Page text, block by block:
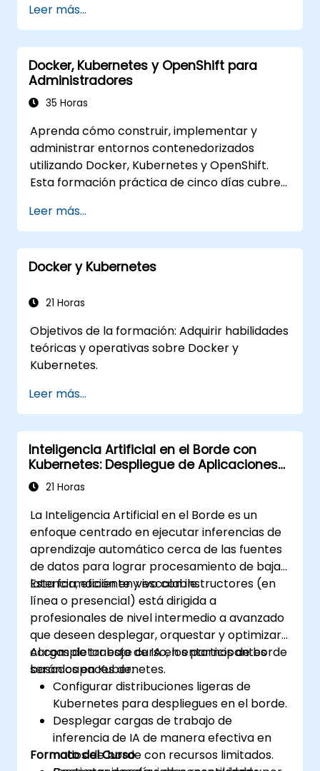
profesionales de TI. Los participantes
aprenderán cómo crear aplicaciones
contenidas, desplegar cargas de trabajo,
gestionar recursos de Kubernetes y utilizar
OpenShift para agilizar la entrega de
aplicaciones modernas en entornos de nube
Leer más...
Docker, Kubernetes y OpenShift para
Administradores
35 Horas
Aprenda cómo construir, implementar y
administrar entornos contenedorizados
utilizando Docker, Kubernetes y OpenShift.
Esta formación práctica de cinco días cubre
trabajo de Kubernetes, red del clúster,
almacenamiento, seguridad, monitoreo y
administración práctica de OpenShift. Los
participantes adquieren las habilidades
contenedoras modernas y resolver
desarrollo y producción.
Leer más...
Docker y Kubernetes
21 Horas
Objetivos de la formación: Adquirir habilidades
teóricas y operativas sobre Docker y
Kubernetes.
Leer más...
Inteligencia Artificial en el Borde con
Kubernetes: Despliegue de Aplicaciones
Inteligentes en el Borde
21 Horas
La Inteligencia Artificial en el Borde es un
enfoque centrado en ejecutar inferencias de
aprendizaje automático cerca de las fuentes
de datos para lograr procesamiento de baja
latencia, eficiente y escalable.
Esta formación en vivo con instructores (en
línea o presencial) está dirigida a
profesionales de nivel intermedio a avanzado
que deseen desplegar, orquestar y optimizar
cargas de trabajo de IA en entornos de borde
basados en Kubernetes.
Al completar este curso, los participantes
serán capaces de:
Configurar distribuciones ligeras de
Kubernetes para despliegues en el borde.
Desplegar cargas de trabajo de
inferencia de IA de manera efectiva en
nodos de borde con recursos limitados.
Formato del Curso